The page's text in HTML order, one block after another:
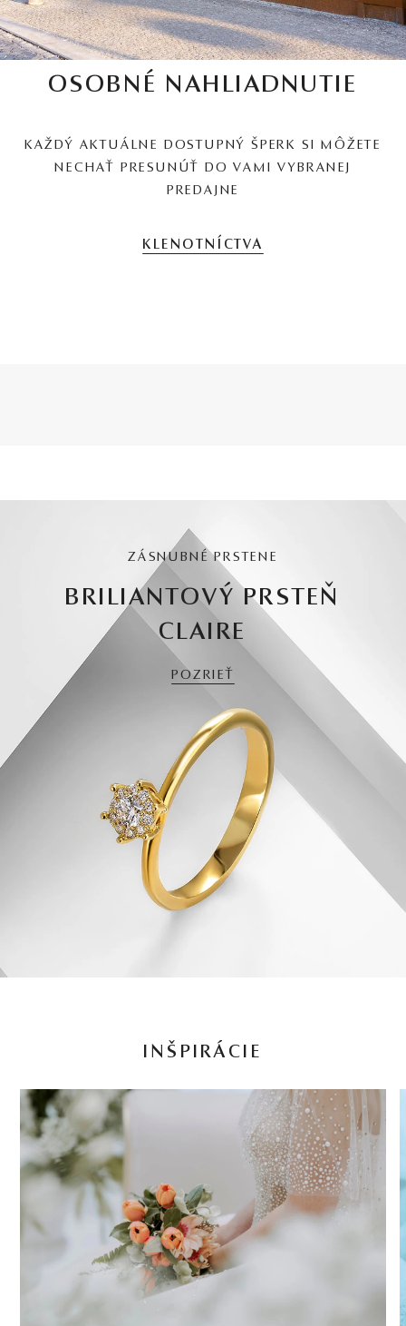
OSOBNÉ NAHLIADNUTIE
KAŽDÝ AKTUÁLNE DOSTUPNÝ ŠPERK SI MÔŽETE
NECHAŤ PRESUNÚŤ DO VAMI VYBRANEJ
PREDAJNE
KLENOTNÍCTVA
ZÁSNUBNÉ PRSTENE
BRILIANTOVÝ PRSTEŇ
CLAIRE
POZRIEŤ
INŠPIRÁCIE